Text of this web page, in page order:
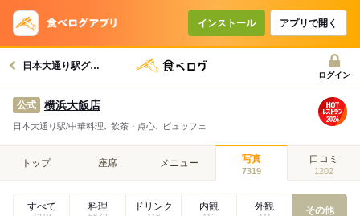
インストール アプリで開く
日本大通り駅グルメへ
ログイン
公式 横浜大飯店
日本大通り駅/中華料理､ 飲茶・点心､ ビュッフェ
トップ 座席 メニュー 写真
7319
口コミ
1202
すべて 料理 ドリンク 内観 外観 その他